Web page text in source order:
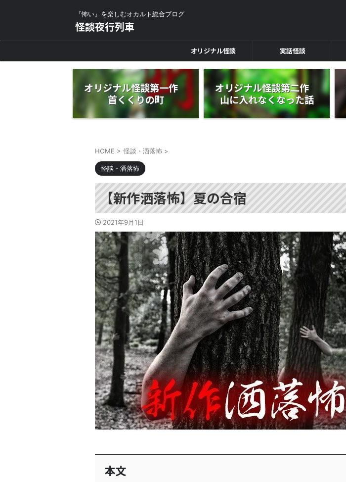
『怖い』を楽しむオカルト総合ブログ
怪談夜行列車
オリジナル怪談 実話怪談
オリジナル怪談第一作
首くくりの町
オリジナル怪談第二作
山に入れなくなった話
HOME > 怪談・洒落怖 >
怪談・洒落怖
【新作洒落怖】夏の合宿
2021年9月1日
本文